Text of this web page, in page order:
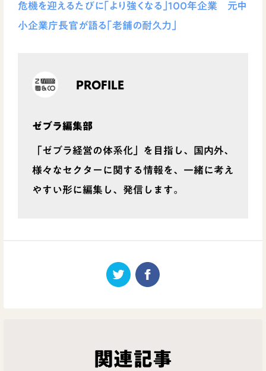
危機を迎えるたびに｢より強くなる｣100年企業 元中
小企業庁長官が語る｢老舗の耐久力｣
PROFILE
ゼブラ編集部
「ゼブラ経営の体系化」を目指し、国内外、
様々なセクターに関する情報を、一緒に考え
やすい形に編集し、発信します。
関連記事